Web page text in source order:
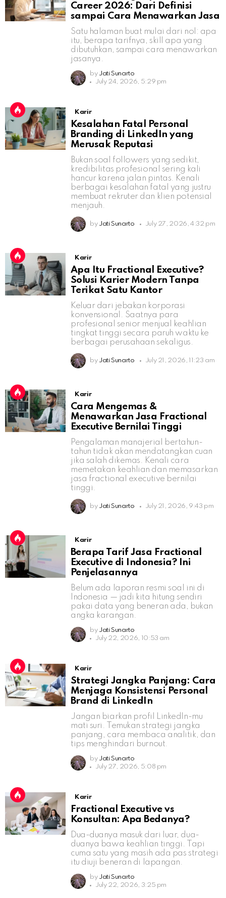
Career 2026: Dari Definisi
sampai Cara Menawarkan Jasa
Satu halaman buat mulai dari nol: apa
itu, berapa tarifnya, skill apa yang
dibutuhkan, sampai cara menawarkan
jasanya.
by Jati Sunarto
July 24, 2026, 5:29 pm
Karir
Kesalahan Fatal Personal
Branding di LinkedIn yang
Merusak Reputasi
Bukan soal followers yang sedikit,
kredibilitas profesional sering kali
hancur karena jalan pintas. Kenali
berbagai kesalahan fatal yang justru
membuat rekruter dan klien potensial
menjauh.
by Jati Sunarto July 27, 2026, 4:32 pm
Karir
Apa Itu Fractional Executive?
Solusi Karier Modern Tanpa
Terikat Satu Kantor
Keluar dari jebakan korporasi
konvensional. Saatnya para
profesional senior menjual keahlian
tingkat tinggi secara paruh waktu ke
berbagai perusahaan sekaligus.
by Jati Sunarto July 21, 2026, 11:23 am
Karir
Cara Mengemas &
Menawarkan Jasa Fractional
Executive Bernilai Tinggi
Pengalaman manajerial bertahun-
tahun tidak akan mendatangkan cuan
jika salah dikemas. Kenali cara
memetakan keahlian dan memasarkan
jasa fractional executive bernilai
tinggi.
by Jati Sunarto July 21, 2026, 9:43 pm
Karir
Berapa Tarif Jasa Fractional
Executive di Indonesia? Ini
Penjelasannya
Belum ada laporan resmi soal ini di
Indonesia — jadi kita hitung sendiri
pakai data yang beneran ada, bukan
angka karangan.
by Jati Sunarto
July 22, 2026, 10:53 am
Karir
Strategi Jangka Panjang: Cara
Menjaga Konsistensi Personal
Brand di LinkedIn
Jangan biarkan profil LinkedIn-mu
mati suri. Temukan strategi jangka
panjang, cara membaca analitik, dan
tips menghindari burnout.
by Jati Sunarto
July 27, 2026, 5:08 pm
Karir
Fractional Executive vs
Konsultan: Apa Bedanya?
Dua-duanya masuk dari luar, dua-
duanya bawa keahlian tinggi. Tapi
cuma satu yang masih ada pas strategi
itu diuji beneran di lapangan.
by Jati Sunarto
July 22, 2026, 3:25 pm